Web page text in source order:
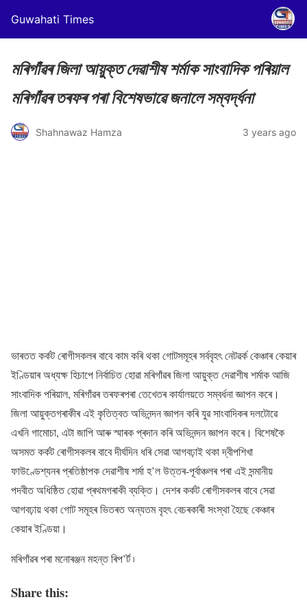
Guwahati Times
মৰিগাঁৱৰ জিলা আয়ুক্ত দেৱাশীষ শৰ্মাক সাংবাদিক পৰিয়াল
মৰিগাঁৱৰ তৰফৰ পৰা বিশেষভাৱে জনালে সম্বৰ্দ্ধনা
Shahnawaz Hamza 3 years ago
ভাৰতত কৰ্কট ৰোগীসকলৰ বাবে কাম কৰি থকা গোটসমূহৰ সৰ্ববৃহৎ নেটৱৰ্ক কেঞ্চাৰ কেয়াৰ
ইণ্ডিয়াৰ অধ্যক্ষ হিচাপে নিৰ্বাচিত হোৱা মৰিগাঁৱৰ জিলা আয়ুক্ত দেৱাশীষ শৰ্মাক আজি
সাংবাদিক পৰিয়াল, মৰিগাঁৱৰ তৰফৰপৰা তেখেতৰ কাৰ্যালয়তে সম্বৰ্ধনা জ্ঞাপন কৰে।
জিলা আয়ুক্তগৰাকীৰ এই কৃতিত্বত অভিনন্দন জ্ঞাপন কৰি যুৱ সাংবাদিকৰ দলটোৱে
এখনি গামোচা, এটা জাপি আৰু স্মাৰক প্ৰদান কৰি অভিনন্দন জ্ঞাপন কৰে। বিশেষকৈ
অসমত কৰ্কট ৰোগীসকলৰ বাবে দীৰ্ঘদিন ধৰি সেৱা আগবঢ়াই থকা দ্বীপশিখা
ফাউণ্ডেশ্যনৰ প্ৰতিষ্ঠাপক দেৱাশীষ শৰ্মা হ’ল উত্তৰ-পূৰ্বাঞ্চলৰ পৰা এই সন্মানীয়
পদবীত অধিষ্ঠিত হোৱা প্ৰথমগৰাকী ব্যক্তি। দেশৰ কৰ্কট ৰোগীসকলৰ বাবে সেৱা
আগবঢ়ায় থকা গোট সমূহৰ ভিতৰত অন্যতম বৃহৎ বেচৰকাৰী সংস্থা হৈছে কেঞ্চাৰ
কেয়াৰ ইণ্ডিয়া।
মৰিগাঁৱৰ পৰা মনোৰঞ্জন মহন্ত ৰিপ’ৰ্ট ৷
Share this: